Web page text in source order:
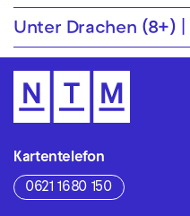
Unter Drachen (8+)
Kartentelefon
0621 1680 150